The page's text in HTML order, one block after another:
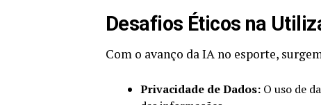
Desafios Éticos na
Com o avanço da IA no esporte,
Privacidade de Dados: O uso de